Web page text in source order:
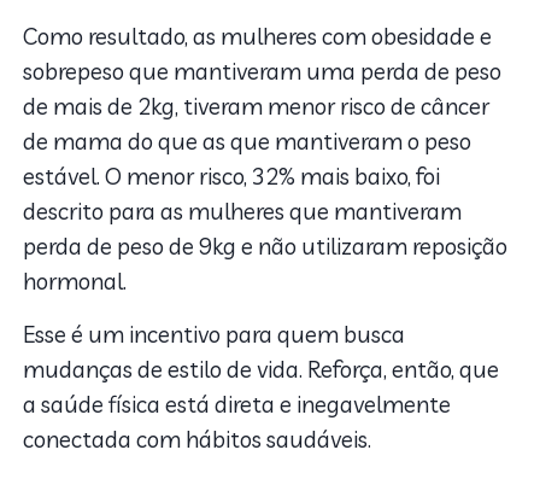
Como resultado, as mulheres com obesidade e
sobrepeso que mantiveram uma perda de peso
de mais de 2kg, tiveram menor risco de câncer
de mama do que as que mantiveram o peso
estável. O menor risco, 32% mais baixo, foi
descrito para as mulheres que mantiveram
perda de peso de 9kg e não utilizaram reposição
hormonal.
Esse é um incentivo para quem busca
mudanças de estilo de vida. Reforça, então, que
a saúde física está direta e inegavelmente
conectada com hábitos saudáveis.